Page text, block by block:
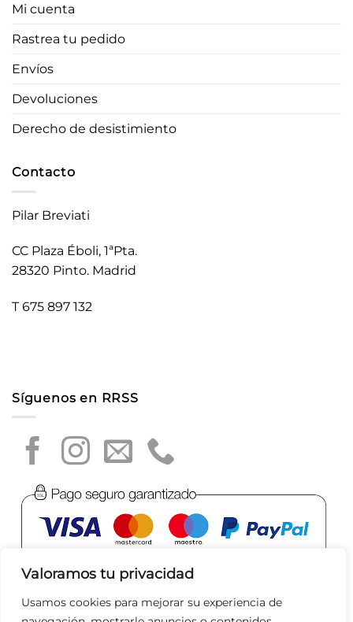
Valoramos tu privacidad
Usamos cookies para mejorar su experiencia de
Mi cuenta
Rastrea tu pedido
Envíos
Devoluciones
Derecho de desistimiento
Contacto
Pilar Breviati
CC Plaza Éboli, 1ªPta.
28320 Pinto. Madrid
T 675 897 132
Síguenos en RRSS